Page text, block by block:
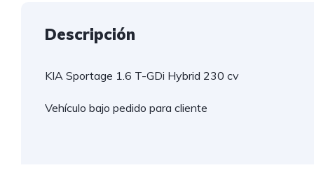
Descripción
KIA Sportage 1.6 T-GDi Hybrid 230 cv
Vehículo bajo pedido para cliente